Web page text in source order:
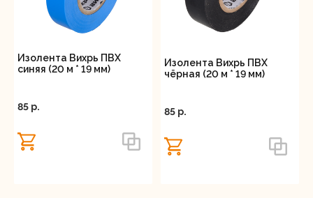
Изолента Вихрь ПВХ
синяя (20 м * 19 мм)
85 p.
Изолента Вихрь ПВХ
чёрная (20 м * 19 мм)
85 p.